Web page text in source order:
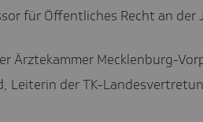
für Öffentliches Recht an der
Ärztekammer Mecklenburg-
Leiterin der TK-